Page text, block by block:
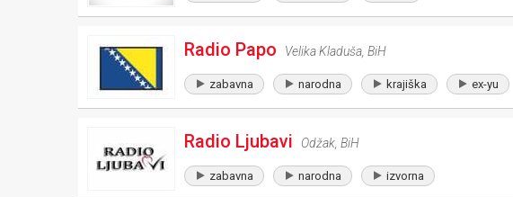
Radio Papo Velika Kladuša BiH
zabavna narodna krajiška ex-yu
Radio Ljubavi Odžak BiH
zabavna narodna izvorna